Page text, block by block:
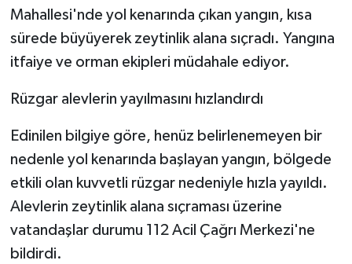
Mahallesi'nde yol kenarında çıkan yangın, kısa
sürede büyüyerek zeytinlik alana sıçradı. Yangına
itfaiye ve orman ekipleri müdahale ediyor.
Rüzgar alevlerin yayılmasını hızlandırdı
Edinilen bilgiye göre, henüz belirlenemeyen bir
nedenle yol kenarında başlayan yangın, bölgede
etkili olan kuvvetli rüzgar nedeniyle hızla yayıldı.
Alevlerin zeytinlik alana sıçraması üzerine
vatandaşlar durumu 112 Acil Çağrı Merkezi'ne
bildirdi.